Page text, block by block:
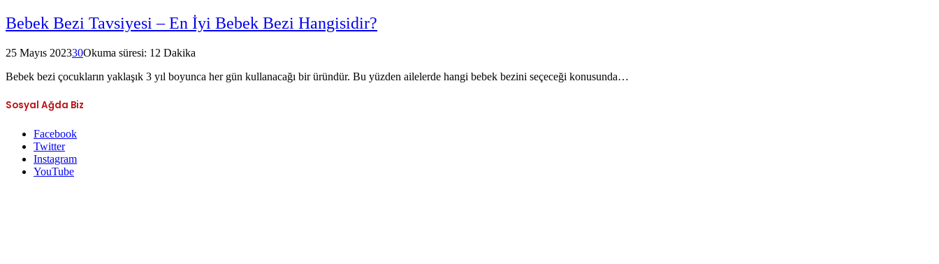
Bebek Bezi Tavsiyesi – En İyi Bebek Bezi Hangisidir?
25 Mayıs 202330Okuma süresi: 12 Dakika
Bebek bezi çocukların yaklaşık 3 yıl boyunca her gün kullanacağı bir üründür. Bu yüzden ailelerde hangi bebek bezini seçeceği konusunda…
Sosyal Ağda Biz
Facebook
Twitter
Instagram
YouTube